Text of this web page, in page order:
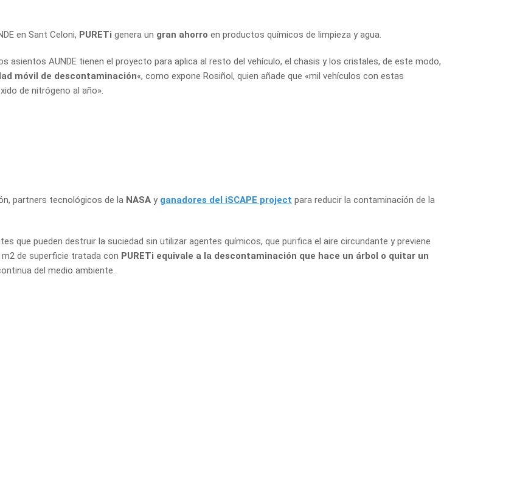
en Sant Celoni, PURETi genera un gran ahorro en productos químicos de limpieza y agua.
AUNDE tienen el proyecto para aplica al resto del vehículo, el chasis y los cristales, de este modo,
móvil de descontaminación«, como expone Rosiñol, quien añade que «mil vehículos con estas
de nitrógeno al año».
partners tecnológicos de la NASA y ganadores del iSCAPE project para reducir la contaminación de la
que pueden destruir la suciedad sin utilizar agentes químicos, que purifica el aire circundante y previene
de superficie tratada con PURETi equivale a la descontaminación que hace un árbol o quitar un
del medio ambiente.